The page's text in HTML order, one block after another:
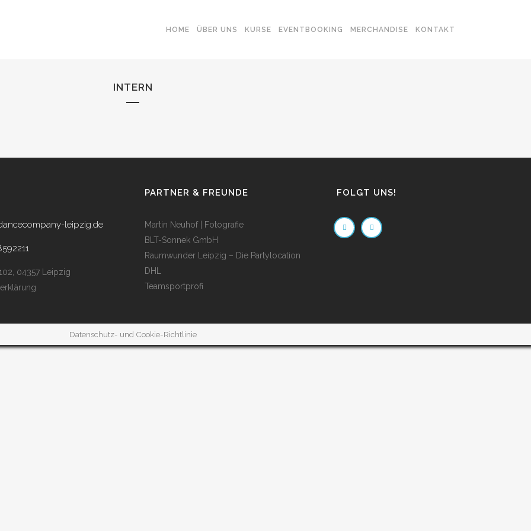
HOME ÜBER UNS KURSE EVENTBOOKING MERCHANDISE KONTAKT
INTERN
leipzig.de
04357 Leipzig
PARTNER & FREUNDE
Martin Neuhof | Fotografie
BLT-Sonnek GmbH
Raumwunder Leipzig – Die Partylocation
DHL
Teamsportprofi
FOLGT UNS!
Datenschutz- und Cookie-Richtlinie